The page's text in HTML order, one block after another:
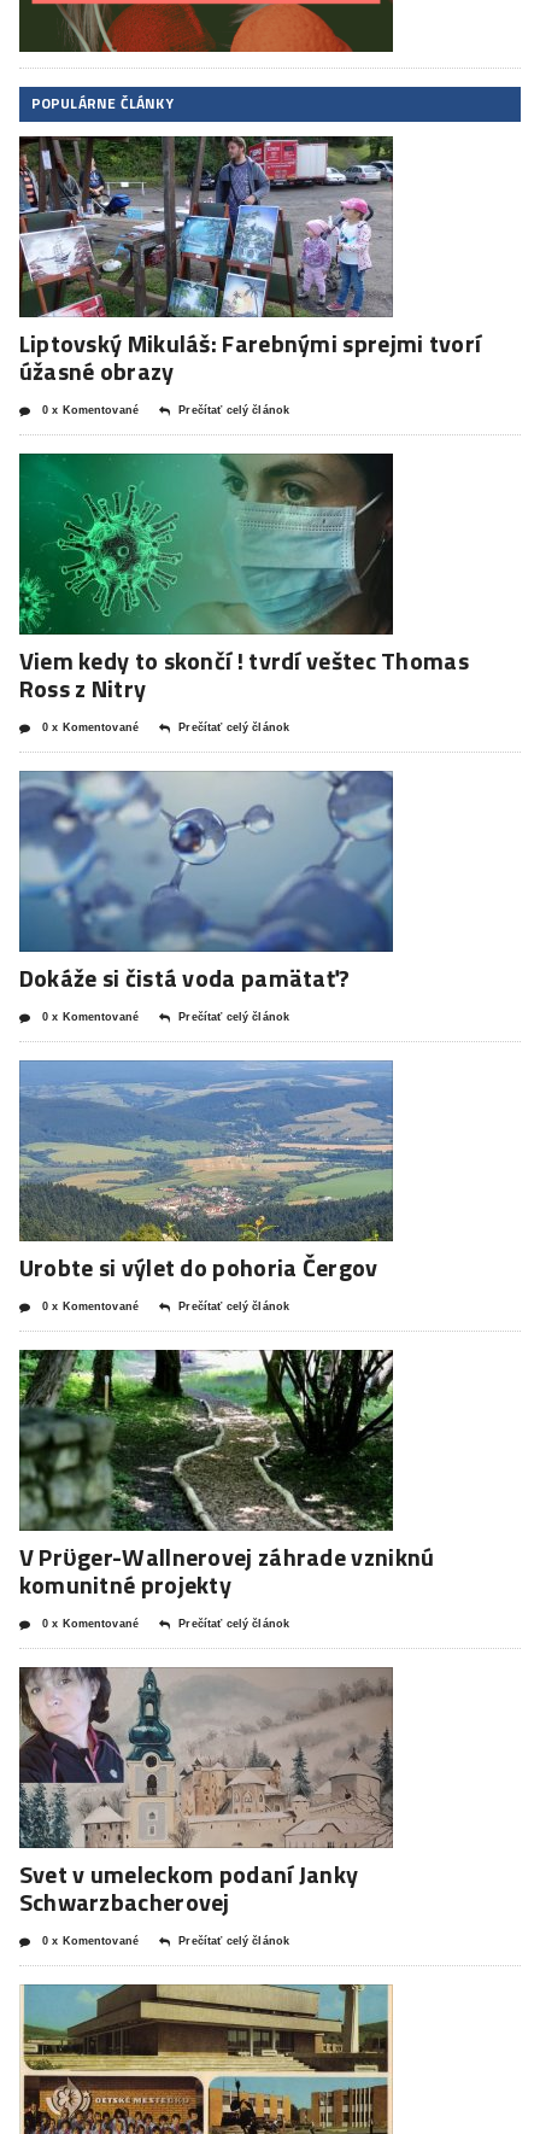
POPULÁRNE ČLÁNKY
Liptovský Mikuláš: Farebnými sprejmi tvorí
úžasné obrazy
0 x Komentované Prečítať celý článok
Viem kedy to skončí ! tvrdí veštec Thomas
Ross z Nitry
0 x Komentované Prečítať celý článok
Dokáže si čistá voda pamätať?
0 x Komentované Prečítať celý článok
Urobte si výlet do pohoria Čergov
0 x Komentované Prečítať celý článok
V Prϋger-Wallnerovej záhrade vzniknú
komunitné projekty
0 x Komentované Prečítať celý článok
Svet v umeleckom podaní Janky
Schwarzbacherovej
0 x Komentované Prečítať celý článok